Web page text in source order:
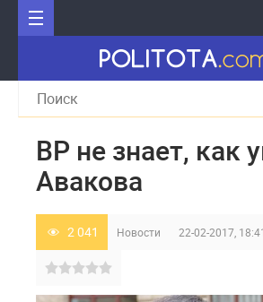
ВР не знает, как
Авакова
2 041 Новости 22-02-2017,